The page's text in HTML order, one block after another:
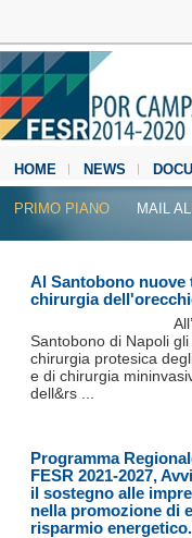
HOME NEWS
MEDIA CENTER
PRIMO PIANO MAIL
Al Santobono nuove
chirurgia
Santobono di Napoli
chirurgia protesica
e di chirurgia
dell&rs ...
Programma
FESR 2021-2027,
il sostegno alle
nella promozione di
risparmio energetico.